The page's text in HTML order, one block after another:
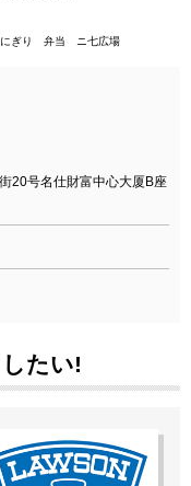
ぎり 弁当 ニ七広場
20号名仕財富中心大厦B座
たい!